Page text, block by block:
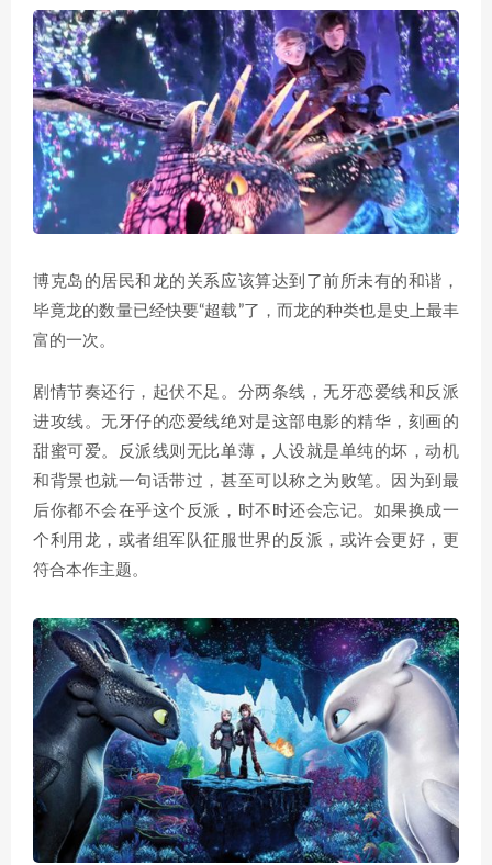
博克岛的居民和龙的关系应该算达到了前所未有的和谐，
毕竟龙的数量已经快要“超载”了，而龙的种类也是史上最丰
富的一次。
剧情节奏还行，起伏不足。分两条线，无牙恋爱线和反派
进攻线。无牙仔的恋爱线绝对是这部电影的精华，刻画的
甜蜜可爱。反派线则无比单薄，人设就是单纯的坏，动机
和背景也就一句话带过，甚至可以称之为败笔。因为到最
后你都不会在乎这个反派，时不时还会忘记。如果换成一
个利用龙，或者组军队征服世界的反派，或许会更好，更
符合本作主题。